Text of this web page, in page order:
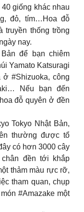
giống khác nhau
đỏ, tím…Hoa đỗ
thống trồng
nay.
để bạn chiêm
Yamato Katsuragi
ở #Shizuoka, công
Nếu bạn đến
đỗ quyên ở đền
Tokyo Nhật Bản,
thường được tổ
có hơn 3000 cây
đền tới khắp
thảm màu rực rỡ,
tham quan, chụp
#Amazake một